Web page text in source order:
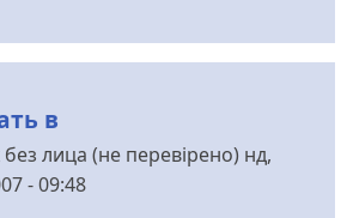
в
лица (не перевірено) нд,
- 09:48